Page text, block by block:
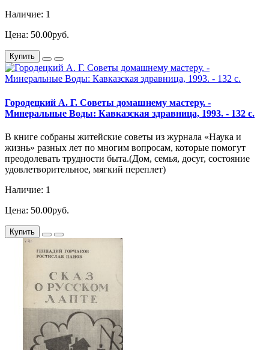
Наличие: 1
Цена: 50.00руб.
Купить
Городецкий А. Г. Советы домашнему мастеру. -
Минеральные Воды: Кавказская здравница, 1993. - 132 с.
В книге собраны житейские советы из журнала «Наука и
жизнь» разных лет по многим вопросам, которые помогут
преодолевать трудности быта.(Дом, семья, досуг, состояние
удовлетворительное, мягкий переплет)
Наличие: 1
Цена: 50.00руб.
Купить